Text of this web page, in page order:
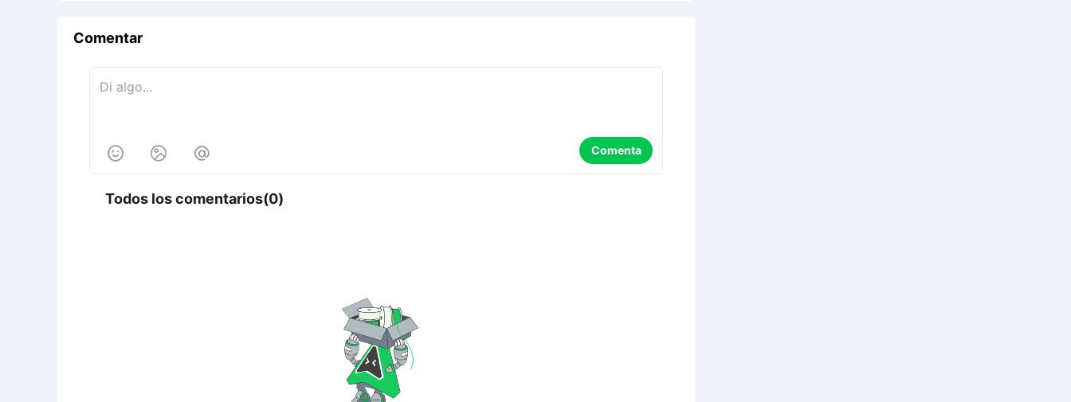
Comentar
   Comenta
Todos los comentarios(0)